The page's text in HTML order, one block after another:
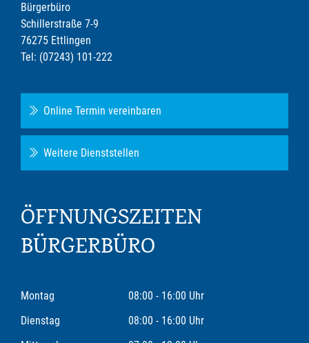
Bürgerbüro
Schillerstraße 7-9
76275 Ettlingen
Tel: (07243) 101-222
Online Termin vereinbaren
Weitere Dienststellen
ÖFFNUNGSZEITEN
BÜRGERBÜRO
Montag
08:00 - 16:00 Uhr
Dienstag
08:00 - 16:00 Uhr